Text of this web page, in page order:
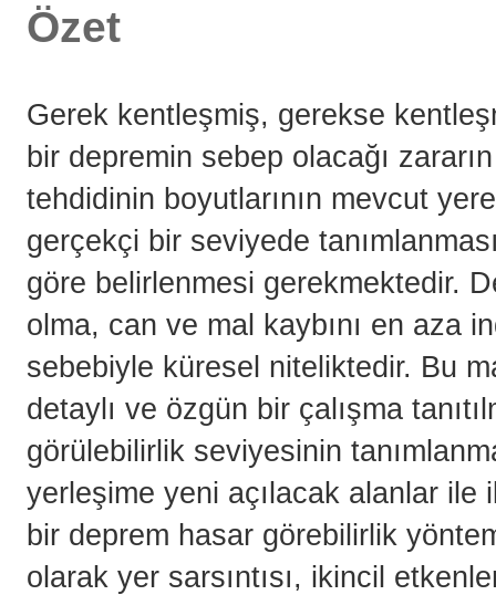
Özet
Gerek kentleşmiş, gerekse
bir depremin sebep olacağı
tehdidinin boyutlarının mevcut
gerçekçi bir seviyede
göre belirlenmesi gerekmektedir.
olma, can ve mal kaybını en aza
sebebiyle küresel niteliktedir. Bu
detaylı ve özgün bir çalışma
görülebilirlik seviyesinin
yerleşime yeni açılacak alanlar ile
bir deprem hasar görebilirlik
olarak yer sarsıntısı, ikincil